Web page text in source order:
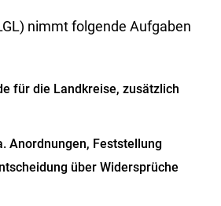
nimmt folgende Aufgaben
für die Landkreise, zusätzlich
Anordnungen, Feststellung
über Widersprüche